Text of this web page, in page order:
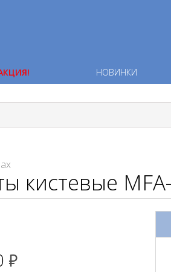
НОВИНКИ
кистевые
руб.